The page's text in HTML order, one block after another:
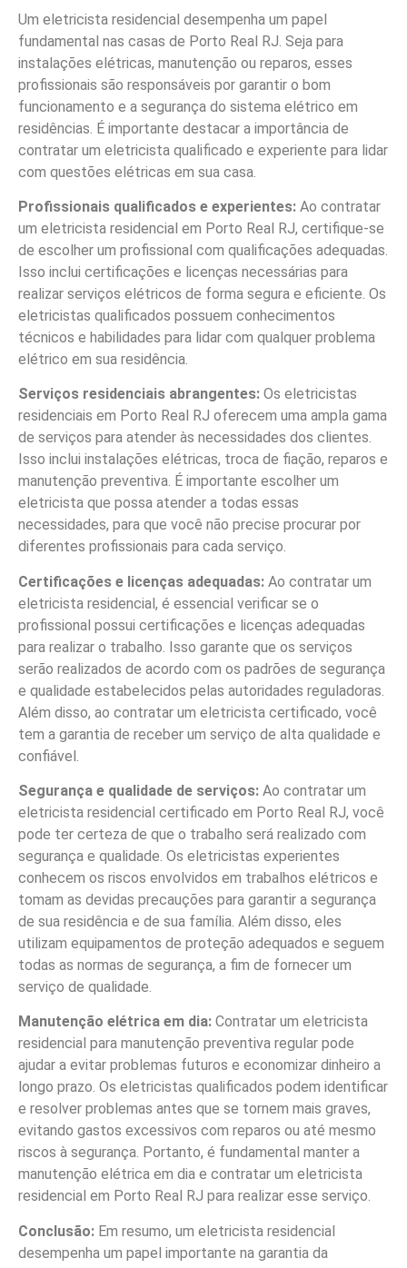
Um eletricista residencial desempenha um papel
fundamental nas casas de Porto Real RJ. Seja para
instalações elétricas, manutenção ou reparos, esses
profissionais são responsáveis por garantir o bom
funcionamento e a segurança do sistema elétrico em
residências. É importante destacar a importância de
contratar um eletricista qualificado e experiente para lidar
com questões elétricas em sua casa.
Profissionais qualificados e experientes: Ao contratar
um eletricista residencial em Porto Real RJ, certifique-se
de escolher um profissional com qualificações adequadas.
Isso inclui certificações e licenças necessárias para
realizar serviços elétricos de forma segura e eficiente. Os
eletricistas qualificados possuem conhecimentos
técnicos e habilidades para lidar com qualquer problema
elétrico em sua residência.
Serviços residenciais abrangentes: Os eletricistas
residenciais em Porto Real RJ oferecem uma ampla gama
de serviços para atender às necessidades dos clientes.
Isso inclui instalações elétricas, troca de fiação, reparos e
manutenção preventiva. É importante escolher um
eletricista que possa atender a todas essas
necessidades, para que você não precise procurar por
diferentes profissionais para cada serviço.
Certificações e licenças adequadas: Ao contratar um
eletricista residencial, é essencial verificar se o
profissional possui certificações e licenças adequadas
para realizar o trabalho. Isso garante que os serviços
serão realizados de acordo com os padrões de segurança
e qualidade estabelecidos pelas autoridades reguladoras.
Além disso, ao contratar um eletricista certificado, você
tem a garantia de receber um serviço de alta qualidade e
confiável.
Segurança e qualidade de serviços: Ao contratar um
eletricista residencial certificado em Porto Real RJ, você
pode ter certeza de que o trabalho será realizado com
segurança e qualidade. Os eletricistas experientes
conhecem os riscos envolvidos em trabalhos elétricos e
tomam as devidas precauções para garantir a segurança
de sua residência e de sua família. Além disso, eles
utilizam equipamentos de proteção adequados e seguem
todas as normas de segurança, a fim de fornecer um
serviço de qualidade.
Manutenção elétrica em dia: Contratar um eletricista
residencial para manutenção preventiva regular pode
ajudar a evitar problemas futuros e economizar dinheiro a
longo prazo. Os eletricistas qualificados podem identificar
e resolver problemas antes que se tornem mais graves,
evitando gastos excessivos com reparos ou até mesmo
riscos à segurança. Portanto, é fundamental manter a
manutenção elétrica em dia e contratar um eletricista
residencial em Porto Real RJ para realizar esse serviço.
Conclusão: Em resumo, um eletricista residencial
desempenha um papel importante na garantia da